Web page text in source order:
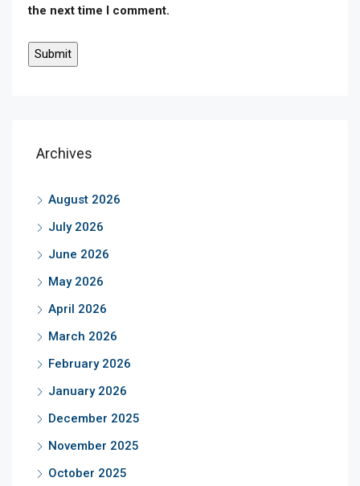
the next time I comment.
Archives
August 2026
July 2026
June 2026
May 2026
April 2026
March 2026
February 2026
January 2026
December 2025
November 2025
October 2025